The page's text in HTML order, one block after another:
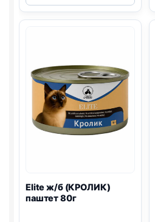
б
Elite ж/б (КРОЛИК)
паштет 80г